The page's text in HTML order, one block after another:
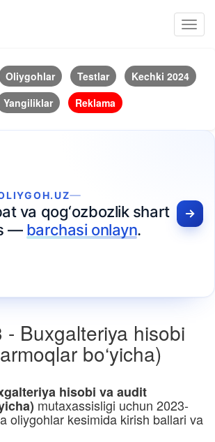
Oliygohlar Testlar
Kechki 2024
Yangiliklar
Reklama
va qog‘ozbozlik shart
— barchasi onlayn.
- Buxgalteriya hisobi
bo‘yicha)
hisobi va audit
mutaxassisligi uchun 2023-
oliygohlar kesimida kirish ballari va